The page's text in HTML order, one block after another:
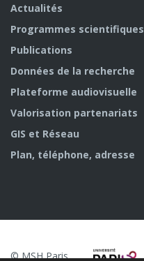
Actualités
Programmes scientifiques
Publications
Données de la recherche
Plateforme audiovisuelle
Valorisation partenariats
GIS et Réseau
Plan, téléphone, adresse
© MSH Paris